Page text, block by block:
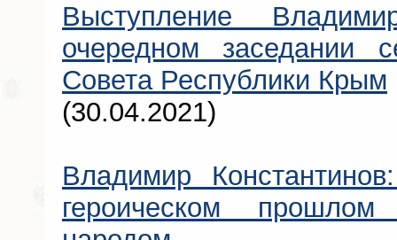
Выступление
очередном заседании
Совета Республики Крым
(30.04.2021)
Владимир
героическом